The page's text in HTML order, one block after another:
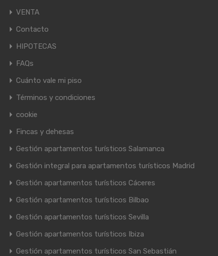
VENTA
Contacto
HIPOTECAS
FAQs
Cuánto vale mi piso
Términos y condiciones
cookie
Fincas y dehesas
Gestión apartamentos turísticos Salamanca
Gestión integral para apartamentos turísticos Madrid
Gestión apartamentos turísticos Cáceres
Gestión apartamentos turísticos Bilbao
Gestión apartamentos turísticos Sevilla
Gestión apartamentos turísticos Ibiza
Gestión apartamentos turísticos San Sebastián